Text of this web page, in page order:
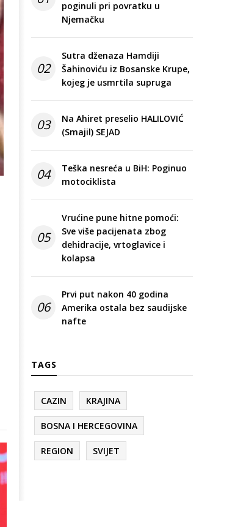
poginuli pri povratku u
Njemačku
02
Sutra dženaza Hamdiji
Šahinoviću iz Bosanske Krupe,
kojeg je usmrtila supruga
03
Na Ahiret preselio HALILOVIĆ
(Smajil) SEJAD
04
Teška nesreća u BiH: Poginuo
motociklista
05
Vrućine pune hitne pomoći:
Sve više pacijenata zbog
dehidracije, vrtoglavice i
kolapsa
06
Prvi put nakon 40 godina
Amerika ostala bez saudijske
nafte
TAGS
CAZIN KRAJINA
BOSNA I HERCEGOVINA
REGION SVIJET